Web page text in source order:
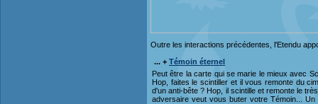
Outre les interactions précédentes, l'Etendu
... + Témoin éternel
Peut être la carte qui se marie le mieux avec
Hop, faites le scintiller et il vous remonte du
d'un anti-bête ? Hop, il scintille et remonte le
adversaire veut vous buter votre Témoin...